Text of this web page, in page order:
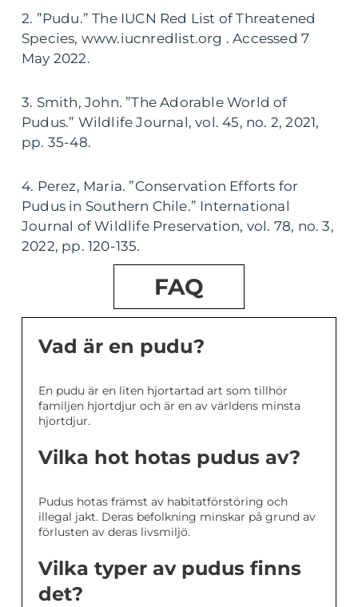
2. ”Pudu.” The IUCN Red List of Threatened
Species, www.iucnredlist.org . Accessed 7
May 2022.
3. Smith, John. ”The Adorable World of
Pudus.” Wildlife Journal, vol. 45, no. 2, 2021,
pp. 35-48.
4. Perez, Maria. ”Conservation Efforts for
Pudus in Southern Chile.” International
Journal of Wildlife Preservation, vol. 78, no. 3,
2022, pp. 120-135.
FAQ
Vad är en pudu?
En pudu är en liten hjortartad art som tillhör
familjen hjortdjur och är en av världens minsta
hjortdjur.
Vilka hot hotas pudus av?
Pudus hotas främst av habitatförstöring och
illegal jakt. Deras befolkning minskar på grund av
förlusten av deras livsmiljö.
Vilka typer av pudus finns
det?